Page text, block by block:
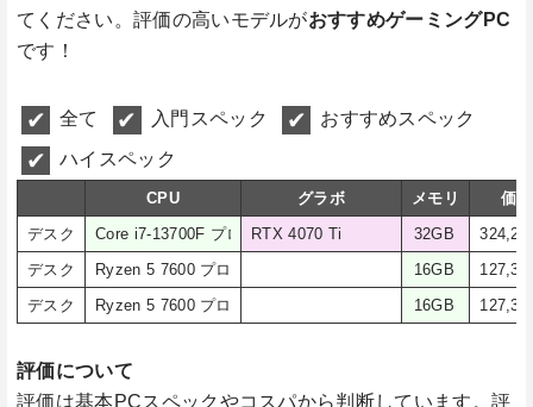
てください。評価の高いモデルがおすすめゲーミングPC
です！
全て 入門スペック
おすすめスペック
ハイスペック
CPU グラボ メモリ
価格
デスク
Core i7-13700F プロセッサRTX 4070 Ti 32GB
デスク
Ryzen 5 7600 プロセッサ 16GB
デスク
Ryzen 5 7600 プロセッサ 16GB
評価について
評価は基本PCスペックやコスパから判断しています。評